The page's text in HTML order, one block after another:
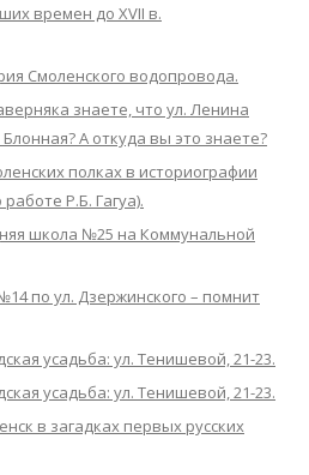
времен до XVII в.
Смоленского водопровода.
знаете, что ул. Ленина
А откуда вы это знаете?
полках в историографии
Р.Б. Гагуа).
школа №25 на Коммунальной
по ул. Дзержинского – помнит
усадьба: ул. Тенишевой, 21-23.
усадьба: ул. Тенишевой, 21-23.
в загадках первых русских